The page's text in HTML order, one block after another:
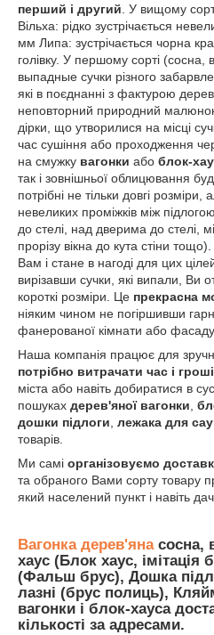
перший і другий . У вищому
Вільха: рідко зустрічається
мм Липа: зустрічається чорна
голівку. У першому сорті (сосна,
выпадные сучки різного
які в поєднанні з фактурою
неповторний природний
дірки, що утворилися на місці
час сушіння або проходження
на смужку вагонки або блок-
так і зовнішньої облицювання
потрібні не тільки довгі розміри,
невеликих проміжків між
до стелі, над дверима до стелі,
прорізу вікна до кута стіни
Вам і стане в нагоді для цих
вирізавши сучки, які випали, Ви
короткі розміри. Це прекрасна
ніяким чином не погіршивши
фанерованої кімнати або фасаду
Наша компанія працює для
потрібно витрачати час і гроші
міста або навіть добиратися в
пошуках дерев'яної вагонки
дошки підлоги лежака для
товарів.
Ми самі організовуємо
та обраного Вами сорту товару
який населений пункт і навіть
Вагонка дерев'янасосна,
хаус (Блок хаус, імітація
(Фальш брус), Дошка
лазні (брус полиць),
вагонки і блок-хауса
кількості за адресами.